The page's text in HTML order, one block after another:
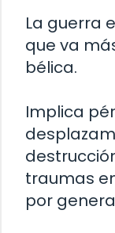
La guerra
que va
bélica.
Implica
traumas
por